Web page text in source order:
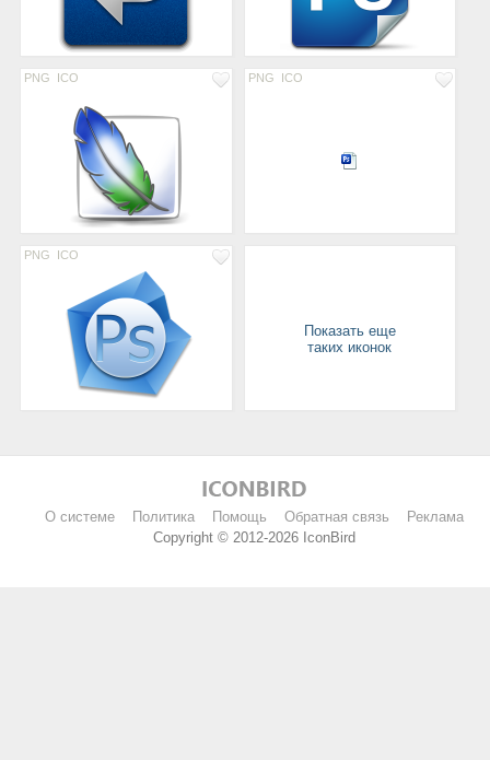
PNG ICO PNG ICO
PNG ICO
Показать еще
таких иконок
О системе Политика Помощь Обратная связь
Реклама
Copyright © 2012-2026 IconBird